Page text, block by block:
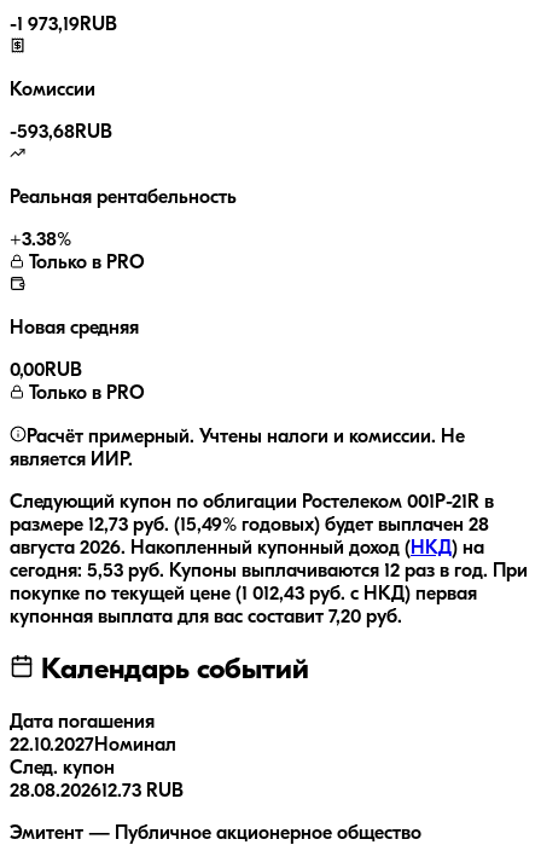
-1 973,19RUB
Комиссии
-593,68RUB
Реальная рентабельность
+3.38%
Только в PRO
Новая средняя
0,00RUB
Только в PRO
Расчёт примерный. Учтены налоги и комиссии. Не
является ИИР.
Следующий купон по облигации Ростелеком 001P-21R в
размере 12,73 руб. (15,49% годовых) будет выплачен 28
августа 2026. Накопленный купонный доход ( НКД) на
сегодня: 5,53 руб. Купоны выплачиваются 12 раз в год.
При
покупке по текущей цене (1 012,43 руб. с НКД) первая
купонная выплата для вас составит 7,20 руб.
Календарь событий
Дата погашения
22.10.2027Номинал
След. купон
28.08.202612.73 RUB
Эмитент — Публичное акционерное общество